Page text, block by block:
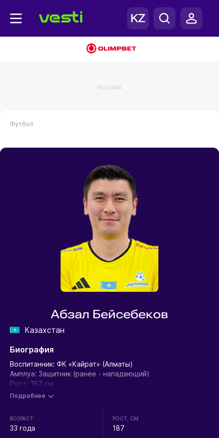
РЕКЛАМА
Футбол
Абзал Бейсебеков
Казахстан
Биография
Воспитанник: ФК «Кайрат» (Алматы)
Амплуа: Защитник (ранее - нападающий)
Рост: 187 см
Вес: 78 кг
Чемпионат Казахстана:
2008 Кайрат (Алматы) Премьер-Лига 10(16) 5
Подробнее
ВОЗРАСТ
33 года
РОСТ, СМ
187